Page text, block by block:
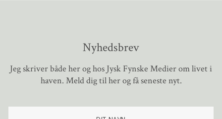
Nyhedsbrev
Jeg skriver både her og hos Jysk Fynske Medier om livet i
haven. Meld dig til her og få seneste nyt.